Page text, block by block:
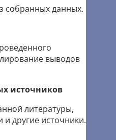
собранных данных.
выводов
источников
литературы,
и другие источники.